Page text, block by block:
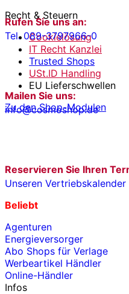
Recht & Steuern
Cookielösung
IT Recht Kanzlei
Trusted Shops
USt.ID Handling
EU Lieferschwellen
Zu den Shop-Modulen
Rufen Sie uns an:
Tel. 089-3797966-0
Mailen Sie uns:
info@cosmoshop.de
Reservieren Sie Ihren
Unseren
Beliebt
Agenturen
Energieversorger
Abo Shops für Verlage
Werbeartikel Händler
Online-Händler
Infos